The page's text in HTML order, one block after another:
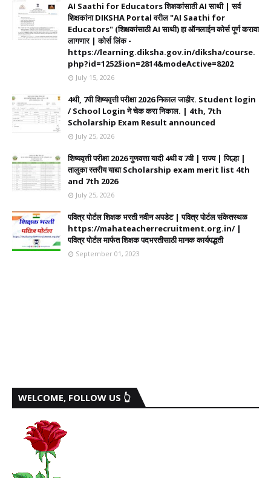
AI Saathi for Educators शिक्षकांसाठी AI साथी | सर्व
शिक्षकांना DIKSHA Portal वरील "AI Saathi for
Educators" (शिक्षकांसाठी AI साथी) हा ऑनलाईन कोर्स पूर्ण करावा
लागणार | कोर्स लिंक -
https://learning.diksha.gov.in/diksha/course.
php?id=1252§ion=2814&modeActive=8202
July 15, 2026
4थी, 7वी शिष्यवृत्ती परीक्षा 2026 निकाल जाहीर. Student login
/ School Login ने चेक करा निकाल. | 4th, 7th
Scholarship Exam Result announced
July 25, 2026
शिष्यवृत्ती परीक्षा 2026 गुणवत्ता यादी 4थी व 7वी | राज्य | जिल्हा |
तालुका स्तरीय याद्या Scholarship exam merit list 4th
and 7th 2026
July 25, 2026
पवित्र पोर्टल शिक्षक भरती नवीन अपडेट | पवित्र पोर्टल संकेतस्थळ
https://mahateacherrecruitment.org.in/ |
पवित्र पोर्टल मार्फत शिक्षक पदभरतीसाठी मानक कार्यपद्धती
September 01, 2023
WELCOME, FOLLOW US 👆